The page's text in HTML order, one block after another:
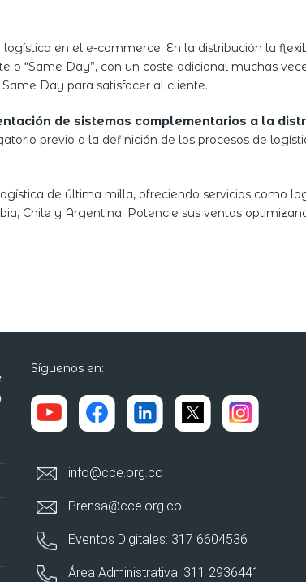
en el e-commerce. En la distribución la
o “Same Day”, con un coste adicional muchas
Day para satisfacer al cliente.
de sistemas complementarios a la
previo a la definición de los procesos de
de última milla, ofreciendo servicios como
Chile y Argentina. Potencie sus ventas
Síguenos en:
info@cce.org.co
Prensa@cce.org.co
Eventos Digitales: 317 6604536
Área Administrativa: 311 2936441